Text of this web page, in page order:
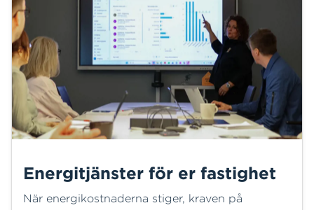
Energitjänster för er fastighet
När energikostnaderna stiger, kraven på